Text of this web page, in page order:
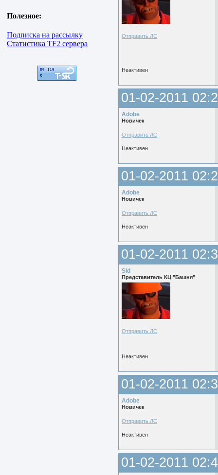
Полезное:
Подписка на рассылку
Статистика TF2 сервера
Отправить ЛС
Неактивен
01-02-2011
Adobe
Новичек
Отправить ЛС
Неактивен
01-02-2011
Adobe
Новичек
Отправить ЛС
Неактивен
01-02-2011
Sid
Представитель КЦ "Башня"
Отправить ЛС
Неактивен
01-02-2011
Adobe
Новичек
Отправить ЛС
Неактивен
01-02-2011